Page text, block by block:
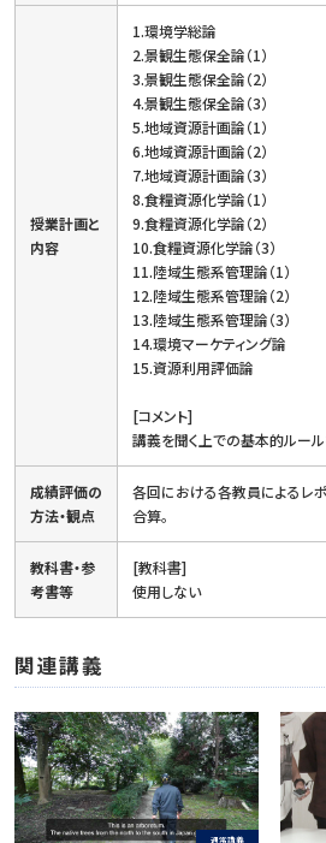
授業計画と
内容
1.環境学総論
2.景観生態保全論（1）
3.景観生態保全論（2）
4.景観生態保全論（3）
5.地域資源計画論（1）
6.地域資源計画論（2）
7.地域資源計画論（3）
8.食糧資源化学論（1）
9.食糧資源化学論（2）
10.食糧資源化学論（3）
11.陸域生態系管理論（1）
12.陸域生態系管理論（2）
13.陸域生態系管理論（3）
14.環境マーケティング論
15.資源利用評価論
[コメント]
講義を聞く上での基本的ルール
成績評価の
方法・観点
各回における各教員によるレ
合算。
教科書・参
考書等
[教科書]
使用しない
関連講義
通常講義